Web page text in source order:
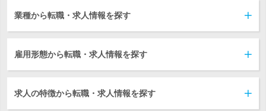
業種から転職・求人情報を探す
雇用形態から転職・求人情報を探す
求人の特徴から転職・求人情報を探す